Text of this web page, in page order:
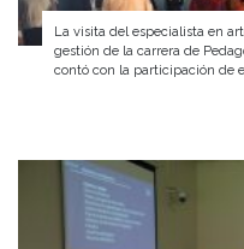
La visita del especialista en
gestión de la carrera de
contó con la participación de